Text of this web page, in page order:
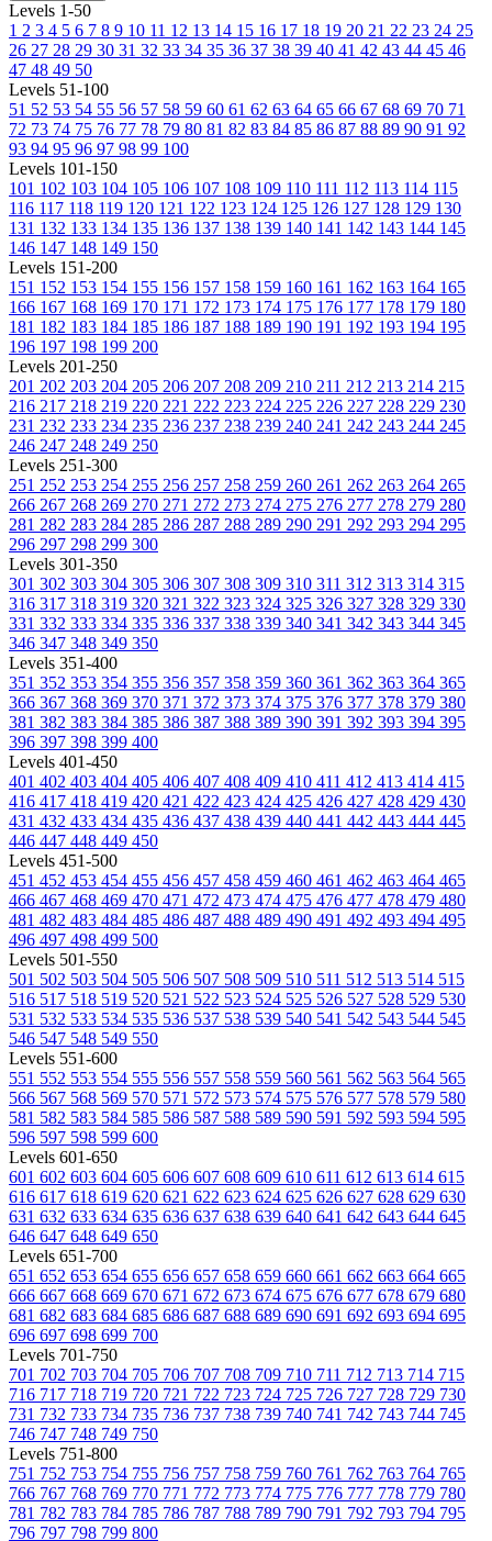
Levels 1-50
1 2 3 4 5 6 7 8 9 10 11 12 13 14 15 16 17 18 19 20 21 22 23 24 25
26 27 28 29 30 31 32 33 34 35 36 37 38 39 40 41 42 43 44 45 46
47 48 49 50
Levels 51-100
51 52 53 54 55 56 57 58 59 60 61 62 63 64 65 66 67 68 69 70 71
72 73 74 75 76 77 78 79 80 81 82 83 84 85 86 87 88 89 90 91 92
93 94 95 96 97 98 99 100
Levels 101-150
101 102 103 104 105 106 107 108 109 110 111 112 113 114 115
116 117 118 119 120 121 122 123 124 125 126 127 128 129 130
131 132 133 134 135 136 137 138 139 140 141 142 143 144 145
146 147 148 149 150
Levels 151-200
151 152 153 154 155 156 157 158 159 160 161 162 163 164 165
166 167 168 169 170 171 172 173 174 175 176 177 178 179 180
181 182 183 184 185 186 187 188 189 190 191 192 193 194 195
196 197 198 199 200
Levels 201-250
201 202 203 204 205 206 207 208 209 210 211 212 213 214 215
216 217 218 219 220 221 222 223 224 225 226 227 228 229 230
231 232 233 234 235 236 237 238 239 240 241 242 243 244 245
246 247 248 249 250
Levels 251-300
251 252 253 254 255 256 257 258 259 260 261 262 263 264 265
266 267 268 269 270 271 272 273 274 275 276 277 278 279 280
281 282 283 284 285 286 287 288 289 290 291 292 293 294 295
296 297 298 299 300
Levels 301-350
301 302 303 304 305 306 307 308 309 310 311 312 313 314 315
316 317 318 319 320 321 322 323 324 325 326 327 328 329 330
331 332 333 334 335 336 337 338 339 340 341 342 343 344 345
346 347 348 349 350
Levels 351-400
351 352 353 354 355 356 357 358 359 360 361 362 363 364 365
366 367 368 369 370 371 372 373 374 375 376 377 378 379 380
381 382 383 384 385 386 387 388 389 390 391 392 393 394 395
396 397 398 399 400
Levels 401-450
401 402 403 404 405 406 407 408 409 410 411 412 413 414 415
416 417 418 419 420 421 422 423 424 425 426 427 428 429 430
431 432 433 434 435 436 437 438 439 440 441 442 443 444 445
446 447 448 449 450
Levels 451-500
451 452 453 454 455 456 457 458 459 460 461 462 463 464 465
466 467 468 469 470 471 472 473 474 475 476 477 478 479 480
481 482 483 484 485 486 487 488 489 490 491 492 493 494 495
496 497 498 499 500
Levels 501-550
501 502 503 504 505 506 507 508 509 510 511 512 513 514 515
516 517 518 519 520 521 522 523 524 525 526 527 528 529 530
531 532 533 534 535 536 537 538 539 540 541 542 543 544 545
546 547 548 549 550
Levels 551-600
551 552 553 554 555 556 557 558 559 560 561 562 563 564 565
566 567 568 569 570 571 572 573 574 575 576 577 578 579 580
581 582 583 584 585 586 587 588 589 590 591 592 593 594 595
596 597 598 599 600
Levels 601-650
601 602 603 604 605 606 607 608 609 610 611 612 613 614 615
616 617 618 619 620 621 622 623 624 625 626 627 628 629 630
631 632 633 634 635 636 637 638 639 640 641 642 643 644 645
646 647 648 649 650
Levels 651-700
651 652 653 654 655 656 657 658 659 660 661 662 663 664 665
666 667 668 669 670 671 672 673 674 675 676 677 678 679 680
681 682 683 684 685 686 687 688 689 690 691 692 693 694 695
696 697 698 699 700
Levels 701-750
701 702 703 704 705 706 707 708 709 710 711 712 713 714 715
716 717 718 719 720 721 722 723 724 725 726 727 728 729 730
731 732 733 734 735 736 737 738 739 740 741 742 743 744 745
746 747 748 749 750
Levels 751-800
751 752 753 754 755 756 757 758 759 760 761 762 763 764 765
766 767 768 769 770 771 772 773 774 775 776 777 778 779 780
781 782 783 784 785 786 787 788 789 790 791 792 793 794 795
796 797 798 799 800